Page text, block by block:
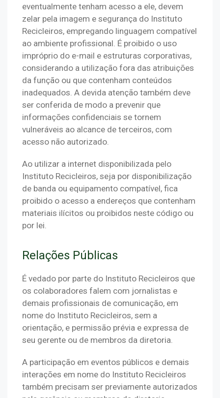
eventualmente tenham acesso a ele, devem
zelar pela imagem e segurança do Instituto
Recicleiros, empregando linguagem compatível
ao ambiente profissional. É proibido o uso
impróprio do e-mail e estruturas corporativas,
considerando a utilização fora das atribuições
da função ou que contenham conteúdos
inadequados. A devida atenção também deve
ser conferida de modo a prevenir que
informações confidenciais se tornem
vulneráveis ao alcance de terceiros, com
acesso não autorizado.
Ao utilizar a internet disponibilizada pelo
Instituto Recicleiros, seja por disponibilização
de banda ou equipamento compatível, fica
proibido o acesso a endereços que contenham
materiais ilícitos ou proibidos neste código ou
por lei.
Relações Públicas
É vedado por parte do Instituto Recicleiros que
os colaboradores falem com jornalistas e
demais profissionais de comunicação, em
nome do Instituto Recicleiros, sem a
orientação, e permissão prévia e expressa de
seu gerente ou de membros da diretoria.
A participação em eventos públicos e demais
interações em nome do Instituto Recicleiros
também precisam ser previamente autorizados